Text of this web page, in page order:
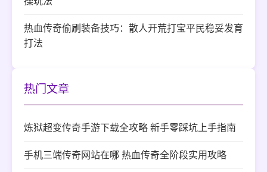
热血传奇偷刷装备技巧：散人开荒打宝平民稳妥发育
打法
热门文章
炼狱超变传奇手游下载全攻略 新手零踩坑上手指南
手机三端传奇网站在哪 热血传奇全阶段实用攻略